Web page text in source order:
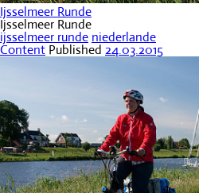
Ijsselmeer Runde
Ijsselmeer Runde
ijsselmeer runde niederlande
Content Published 24.03.2015